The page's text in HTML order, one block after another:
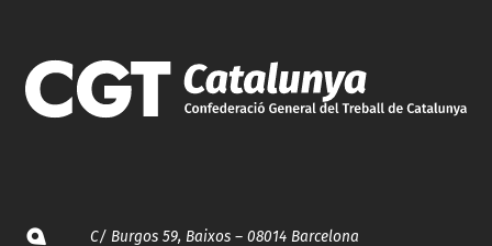
C/ Burgos 59, Baixos – 08014 Barcelona